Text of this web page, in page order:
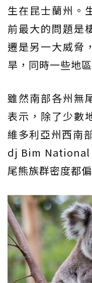
生在昆士蘭州。
前最大的問題是
遷是另一大威脅
旱，同時一些地
雖然南部各州無
表示，除了少數
維多利亞州西南
dj Bim National
尾熊族群密度都偏